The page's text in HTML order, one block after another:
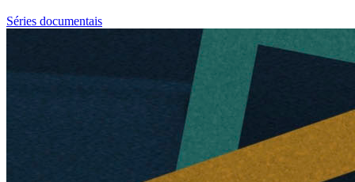
Séries documentais